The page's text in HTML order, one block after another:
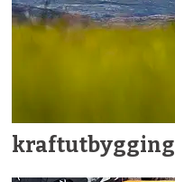
kraftutbygging